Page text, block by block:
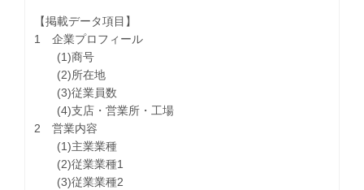
【掲載データ項目】
1 企業プロフィール
(1)商号
(2)所在地
(3)従業員数
(4)支店・営業所・工場
2 営業内容
(1)主業業種
(2)従業業種1
(3)従業業種2